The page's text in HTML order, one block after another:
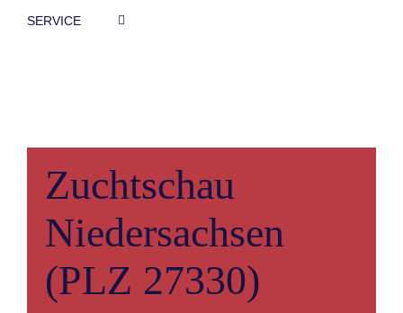
SERVICE
Zuchtschau
Niedersachsen
(PLZ 27330)